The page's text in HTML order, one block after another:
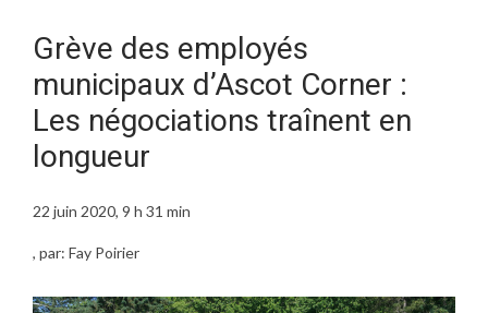
Grève des employés
municipaux d’Ascot Corner :
Les négociations traînent en
longueur
22 juin 2020, 9 h 31 min
, par: Fay Poirier